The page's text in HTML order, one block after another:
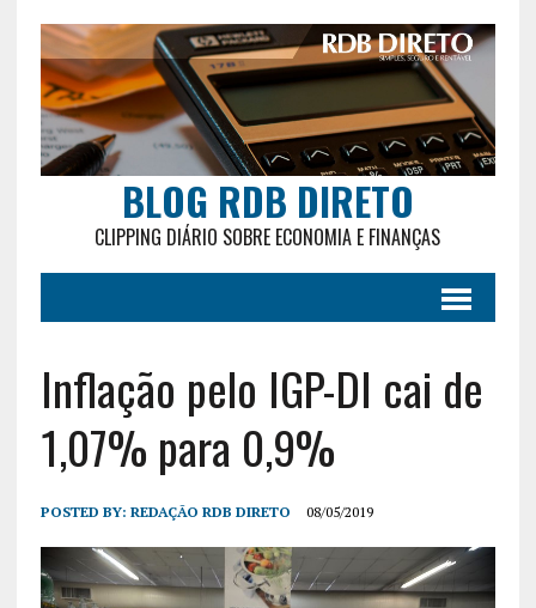
BLOG RDB DIRETO
CLIPPING DIÁRIO SOBRE ECONOMIA E FINANÇAS
Inflação pelo IGP-DI cai de
1,07% para 0,9%
POSTED BY: REDAÇÃO RDB DIRETO 08/05/2019